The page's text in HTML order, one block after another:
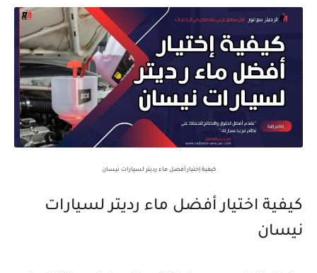
كيفية إختيار أفضل ماء رديتر لسيارات نيسان
كيفية اختيار أفضل ماء رديتر لسيارات
نيسان